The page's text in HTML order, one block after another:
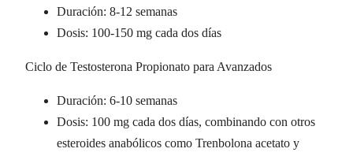
Duración: 8-12 semanas
Dosis: 100-150 mg cada dos días
Ciclo de Testosterona Propionato para Avanzados
Duración: 6-10 semanas
Dosis: 100 mg cada dos días, combinando con otros
esteroides anabólicos como Trenbolona acetato y